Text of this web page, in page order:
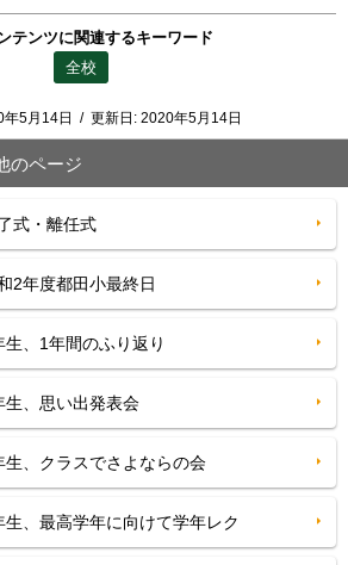
テンツに関連するキーワード
全校
5月14日 / 更新日: 2020年5月14日
のページ
式・離任式
2年度都田小最終日
、1年間のふり返り
、思い出発表会
、クラスでさよならの会
、最高学年に向けて学年レク